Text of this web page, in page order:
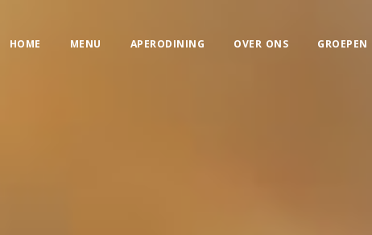
HOME MENU APERODINING OVER ONS GROEPEN